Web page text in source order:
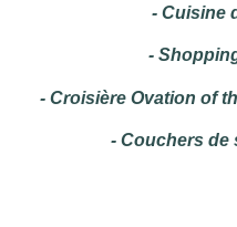
- Cuisine
-
- Croisière Ovation of
- Couchers de